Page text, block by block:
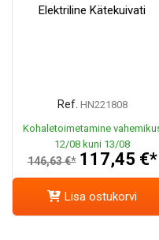
Elektriline Kätekuivati
Ref. HN221808
Kohaletoimetamine
12/08 kuni 13/08
146,63 €* 117,45 €*
Lisa ostukorvi